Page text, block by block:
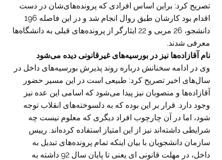
تصریح کرد: براین اساس افرادی که پرونده‌های‌شان در دست
اقدام بود کارشان طبق روال انجام شد و در این فاصله 196
دانشجو، 26 مربی و 22 ایثارگر از پرونده‌های قبلی به دانشگاه‌ها
معرفی شدند.
نام آقازاده‌ها نیز در بورسیه‌های غیرقانونی دیده می‌شود
وی در ادامه سخنانش درباره روند پذیرش بورسیه‌های داخل در
سال‌های اخیر تصریح کرد: طبیعی است در این مسیر حضور
آقازاده‌ها و منصوبان نیز پیدا می‌شود که اسامی این عده نیز
وجود دارد. قرار بر این بوده که به دلسوخته‌های انقلاب توجه
شود، اما در آن چارچوب افراد دیگری که معلوم نیست چه
شرایطی داشته‌اند نیز از این امتیاز استفاده کرده‌اند. رییس
سازمان دانشجویان با بیان اینکه تمام پرونده‌های تبدیل به
داخل، در مهلت قانونی ای یعنی تا پایان سال 92 داشته به